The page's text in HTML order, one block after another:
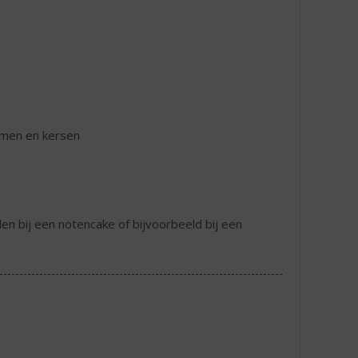
en kersen
bij een notencake of bijvoorbeeld bij een